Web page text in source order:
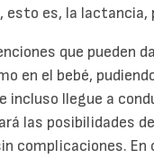
esto es, la
que pueden
en el bebé,
incluso llegue a
las posibilidades
complicaciones.